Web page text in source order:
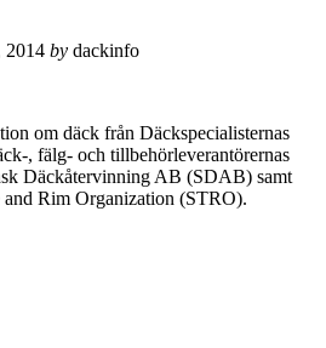
2014 by dackinfo
om däck från Däckspecialisternas
, fälg- och tillbehörleverantörernas
Däckåtervinning AB (SDAB) samt
and Rim Organization (STRO).